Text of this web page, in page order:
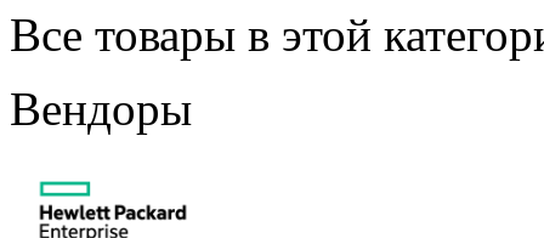
Все товары в этой
Вендоры